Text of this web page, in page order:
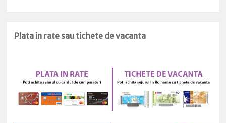
Plata in rate sau tichete de vacanta